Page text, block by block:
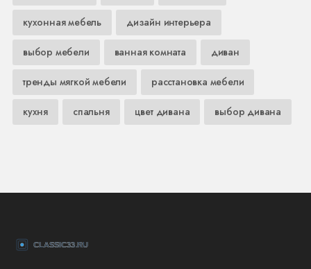
кухонная мебель дизайн интерьера
выбор мебели ванная комната диван
тренды мягкой мебели расстановка мебели
кухня спальня цвет дивана выбор дивана